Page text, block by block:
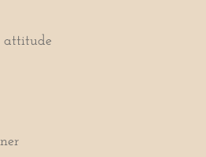
attitude